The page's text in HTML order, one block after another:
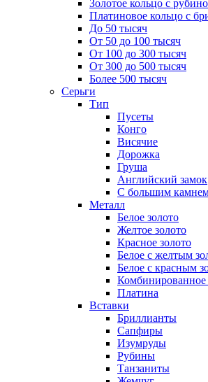
Золотое кольцо с
Платиновое кольцо с
До 50 тысяч
От 50 до 100 тысяч
От 100 до 300 тысяч
От 300 до 500 тысяч
Более 500 тысяч
Серьги
Тип
Пусеты
Конго
Висячие
Дорожка
Груша
Английский замок
С большим
Металл
Белое золото
Желтое золото
Красное золото
Белое с желтым
Белое с красным
Комбинированное
Платина
Вставки
Бриллианты
Сапфиры
Изумруды
Рубины
Танзаниты